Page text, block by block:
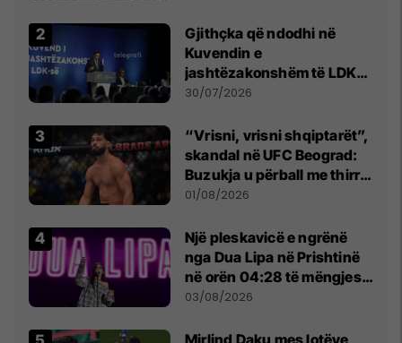
Gjithçka që ndodhi në
Kuvendin e
jashtëzakonshëm të LDK-
së
30/07/2026
“Vrisni, vrisni shqiptarët”,
skandal në UFC Beograd:
Buzukja u përball me thirrje
anti-shqiptare nga
01/08/2026
Një pleskavicë e ngrënë
nga Dua Lipa në Prishtinë
në orën 04:28 të mëngjesit
- dhe bota digjitale serbe
03/08/2026
Mirlind Daku mes lotëve